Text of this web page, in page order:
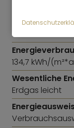
E
134,7 kWh/
Wesentliche
Erdgas leicht